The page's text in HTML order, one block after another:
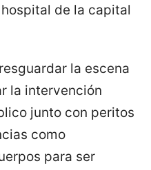
de la capital
la escena
la intervención
junto con peritos
como
para ser